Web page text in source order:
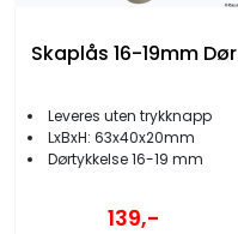
Skaplås 16-19mm Dør
Leveres uten trykknapp
LxBxH: 63x40x20mm
Dørtykkelse 16-19 mm
139,-